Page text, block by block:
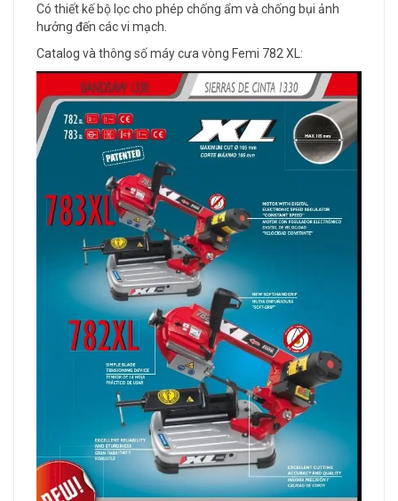
Có thiết kế bộ lọc cho phép chống ẩm và chống bụi ảnh
hưởng đến các vi mạch.
Catalog và thông số máy cưa vòng Femi 782 XL: